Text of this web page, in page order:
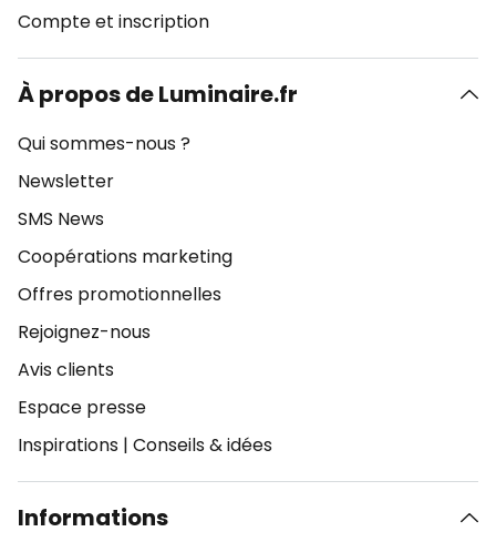
Compte et inscription
À propos de Luminaire.fr
Qui sommes-nous ?
Newsletter
SMS News
Coopérations marketing
Offres promotionnelles
Rejoignez-nous
Avis clients
Espace presse
Inspirations | Conseils & idées
Informations